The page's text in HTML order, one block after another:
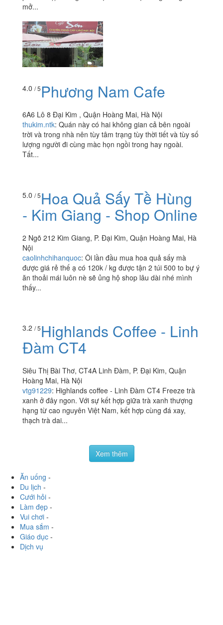
20 Nguyễn Cảnh Dị, Quận Hoàng Mai, Hà Nội
thukim.ntk:Mình thấy quán này hoạt động kinh doanh
chủ yếu là bát cafe rang xay chứ không phảib án cafe
pha sẵn :)) nhưng chắc tiện thể có mặt bằng thì người ta
mở...
4.0 / 5Phương Nam Cafe
6A6 Lô 8 Đại Kim , Quận Hoàng Mai, Hà Nội
lượng người đi cùng màc họn ngồi trong hay ngoài.
Tất...
5.0/ 5 Hoa Quả Sấy Tề Hùng
- Kim Giang - Shop Online
2 Ngõ 212 Kim Giang, P. Đại Kim, Quận Hoàng Mai, Hà
Nội
thấy...
3.2/ 5Highlands Coffee - Linh
Đàm CT4
Siêu Thị Bài Thơ, CT4A Linh Đàm, P. Đại Kim, Quận
Hoàng Mai, Hà Nội
xanh ở đây ngon. Với sự kết hợp giữa trà xanh thượng
hạng từ cao nguyên Việt Nam, kết hợp cùng đá xay,
Ăn uống
Du lịch-
Cưới hỏi-
Làm đẹp